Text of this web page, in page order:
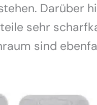
Darüber
sehr
sind